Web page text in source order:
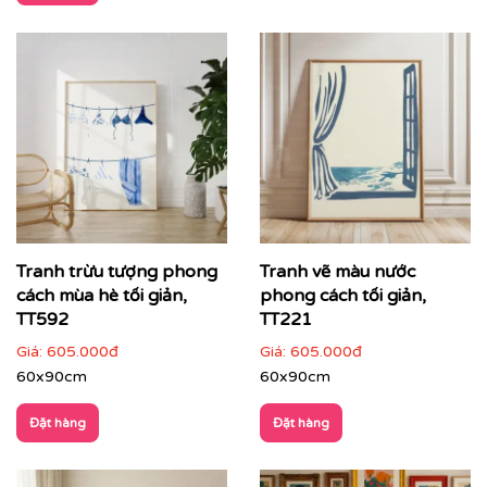
không mô tả thế giới theo hình khối
cụ thể, mà truyền tải cảm xúc, nhịp điệu và chiều sâu
thông qua màu sắc, đường nét và bố cục. Đây là dòng
tranh được ưa chuộng trong các không gian hiện đại,
cao cấp – nơi nghệ thuật trở thành
tuyên ngôn thẩm
mỹvà cá tính của gia chủ hay thương hiệu.
Tranh trừu tượng phong
cách mùa hè tối giản,
TT592
Giá: 605.000đ
60x90cm
Đặt hàng
Tranh vẽ màu nước
phong cách tối giản,
TT221
Giá: 605.000đ
60x90cm
Đặt hàng